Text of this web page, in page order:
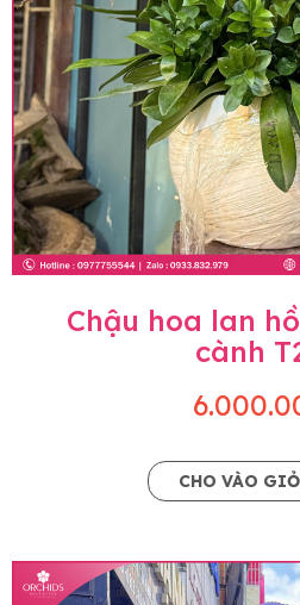
Chậu hoa lan
cành
CHO VÀO